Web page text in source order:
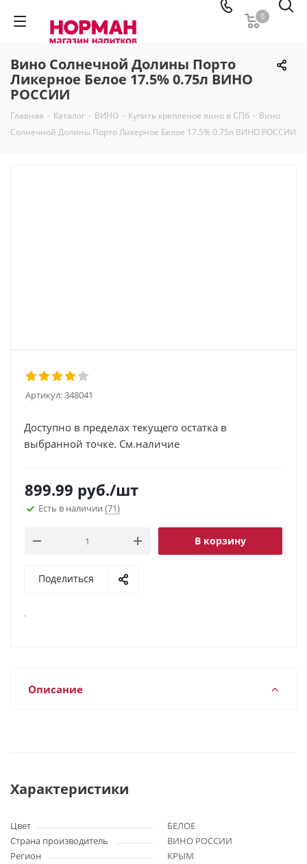
0
Вино Солнечной Долины Порто
Ликерное Белое 17.5% 0.75л ВИНО
РОССИИ
Главная - Каталог - ВИНО - Купить крепленое вино в СПб - Вино
Солнечной Долины Порто Ликерное Белое 17.5% 0.75л ВИНО РОССИИ
Артикул:348041
Доступно в пределах текущего остатка в
выбранной точке. См.наличие
899.99 руб./шт
Есть в наличии (71)
В корзину
Поделиться
.
Описание
Характеристики
Цвет
БЕЛОЕ
Страна производитель
ВИНО РОССИИ
Регион
КРЫМ